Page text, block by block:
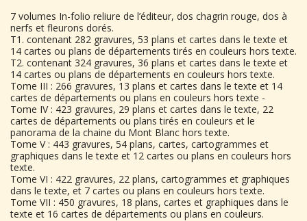
7 volumes In-folio reliure de l’éditeur, dos chagrin rouge, dos à
nerfs et fleurons dorés.
T1. contenant 282 gravures, 53 plans et cartes dans le texte et
14 cartes ou plans de départements tirés en couleurs hors texte.
T2. contenant 324 gravures, 36 plans et cartes dans le texte et
14 cartes ou plans de départements en couleurs hors texte.
Tome III : 266 gravures, 13 plans et cartes dans le texte et 14
cartes de départements ou plans en couleurs hors texte -
Tome IV : 423 gravures, 29 plans et cartes dans le texte, 22
cartes de départements ou plans tirés en couleurs et le
panorama de la chaine du Mont Blanc hors texte.
Tome V : 443 gravures, 54 plans, cartes, cartogrammes et
graphiques dans le texte et 12 cartes ou plans en couleurs hors
texte.
Tome VI : 422 gravures, 22 plans, cartogrammes et graphiques
dans le texte, et 7 cartes ou plans en couleurs hors texte.
Tome VII : 450 gravures, 18 plans, cartes et graphiques dans le
texte et 16 cartes de départements ou plans en couleurs.